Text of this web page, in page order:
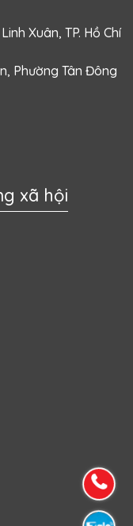
Xuân, TP. Hồ Chí
Phường Tân Đông
xã hội